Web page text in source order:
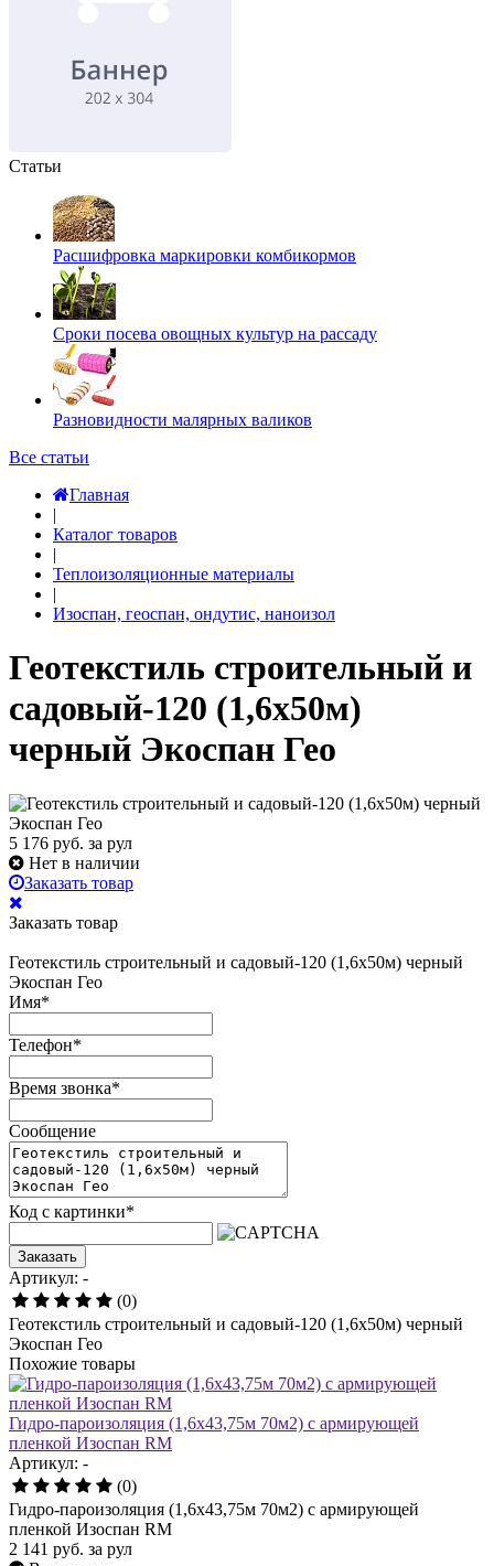
Статьи
Расшифровка маркировки комбикормов
Сроки посева овощных культур на рассаду
Разновидности малярных валиков
Все статьи
Главная
|
Каталог товаров
|
Теплоизоляционные материалы
|
Изоспан, геоспан, ондутис, наноизол
Геотекстиль строительный и
садовый-120 (1,6х50м)
черный Экоспан Гео
5 176 руб. за рул
Нет в наличии
Заказать товар
Заказать товар
Геотекстиль строительный и садовый-120 (1,6х50м) черный
Экоспан Гео
Имя*
Телефон*
Время звонка*
Сообщение
Код с картинки*
Заказать
Артикул: -
(0)
Геотекстиль строительный и садовый-120 (1,6х50м) черный
Экоспан Гео
Похожие товары
Гидро-пароизоляция (1,6х43,75м 70м2) с армирующей
пленкой Изоспан RM
Артикул: -
(0)
Гидро-пароизоляция (1,6х43,75м 70м2) с армирующей
пленкой Изоспан RM
2 141 руб. за рул